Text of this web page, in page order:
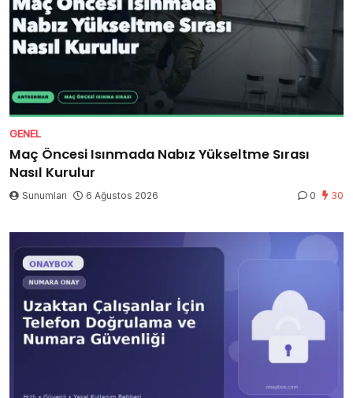
GENEL
Maç Öncesi Isınmada Nabız Yükseltme Sırası
Nasıl Kurulur
Sunumları 6 Ağustos 2026 0 30